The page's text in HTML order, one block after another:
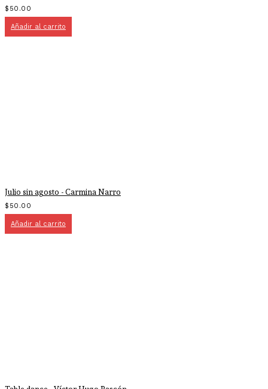
$ 50.00
Añadir al carrito
Julio sin agosto - Carmina Narro
$ 50.00
Añadir al carrito